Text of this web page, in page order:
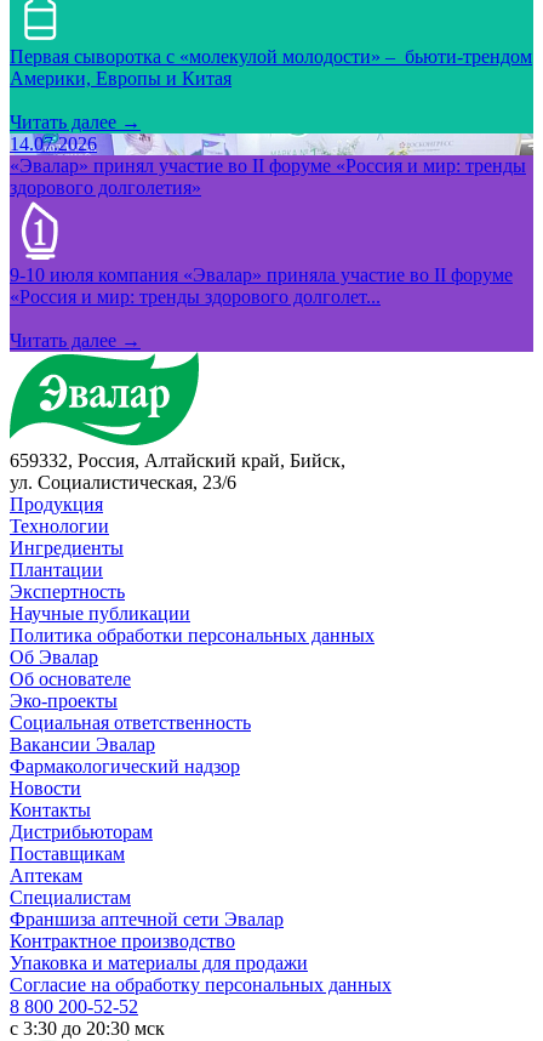
Первая сыворотка с «молекулой молодости» – бьюти-трендом
Америки, Европы и Китая
Читать далее →
14.07.2026
«Эвалар» принял участие во II форуме «Россия и мир: тренды
здорового долголетия»
9-10 июля компания «Эвалар» приняла участие во II форуме
«Россия и мир: тренды здорового долголет...
Читать далее →
659332, Россия, Алтайский край, Бийск,
ул. Социалистическая, 23/6
Продукция
Технологии
Ингредиенты
Плантации
Экспертность
Научные публикации
Политика обработки персональных данных
Об Эвалар
Об основателе
Эко-проекты
Социальная ответственность
Вакансии Эвалар
Фармакологический надзор
Новости
Контакты
Дистрибьюторам
Поставщикам
Аптекам
Специалистам
Франшиза аптечной сети Эвалар
Контрактное производство
Упаковка и материалы для продажи
Согласие на обработку персональных данных
8 800 200-52-52
c 3:30 до 20:30 мск